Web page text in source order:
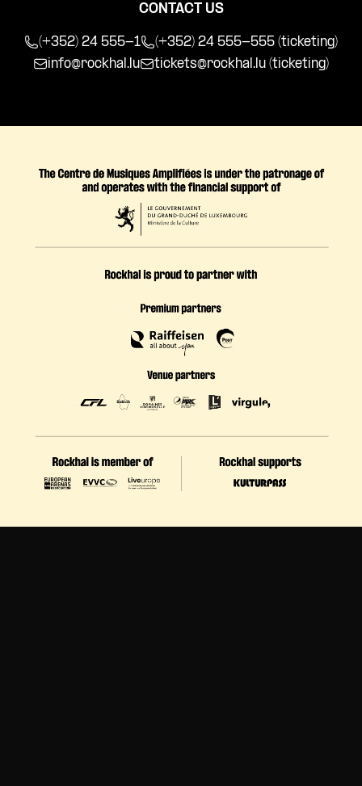
CONTACT US
(+352) 24 555-1
(+352) 24 555-555 (ticketing)
info@rockhal.lu
tickets@rockhal.lu (ticketing)